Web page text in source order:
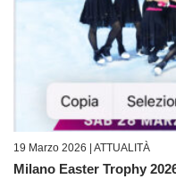
19 Marzo 2026 | ATTUALITÀ
Milano Easter Trophy